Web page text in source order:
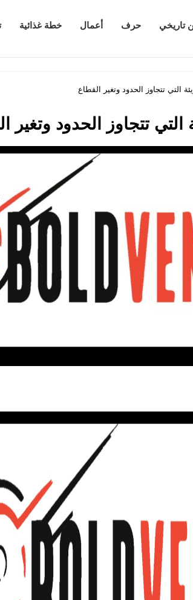
تاريخي حرف أعمال خطة غذائية
التي تتجاوز الحدود وتغير القطاع
التي تتجاوز الحدود وتغير